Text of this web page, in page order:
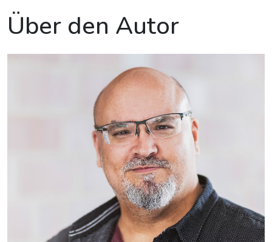
Über den Autor